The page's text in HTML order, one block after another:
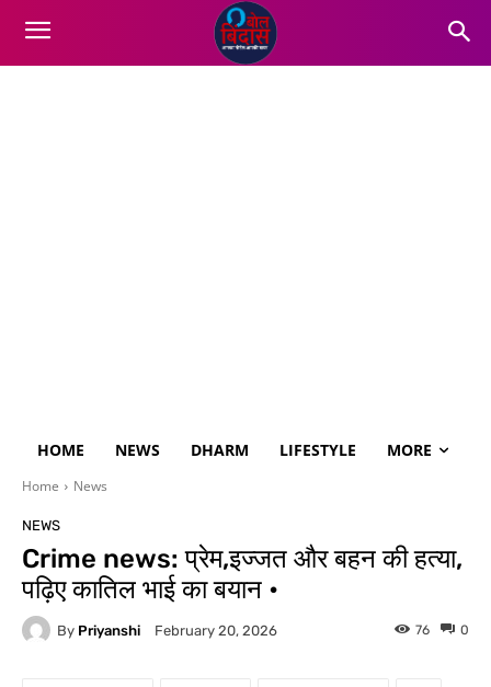
HOME NEWS DHARM LIFESTYLE MORE
Home News
NEWS
Crime news: प्रेम,इज्जत और बहन की हत्या,
पढ़िए कातिल भाई का बयान •
By Priyanshi February 20, 2026 0
76